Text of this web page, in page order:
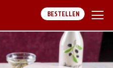
BESTELLEN